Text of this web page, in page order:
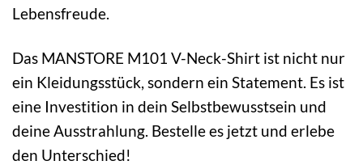
Lebensfreude.
Das MANSTORE M101 V-Neck-Shirt ist nicht nur
ein Kleidungsstück, sondern ein Statement. Es ist
eine Investition in dein Selbstbewusstsein und
deine Ausstrahlung. Bestelle es jetzt und erlebe
den Unterschied!